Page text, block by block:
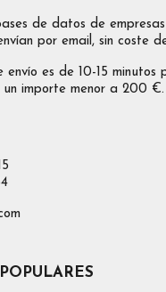
de datos de
por email, sin coste
envío es de 10-15 minutos
importe menor a 200 €.